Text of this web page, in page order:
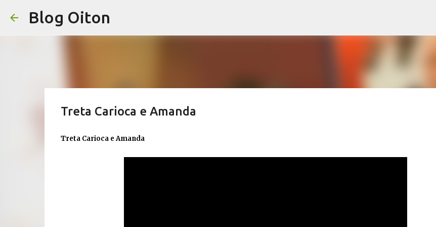
Blog Oiton
Treta Carioca e Amanda
Treta Carioca e Amanda